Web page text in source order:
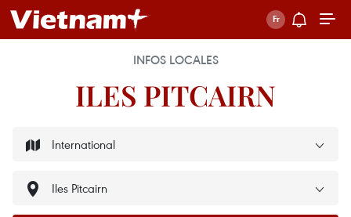
INFOS LOCALES
ILES PITCAIRN